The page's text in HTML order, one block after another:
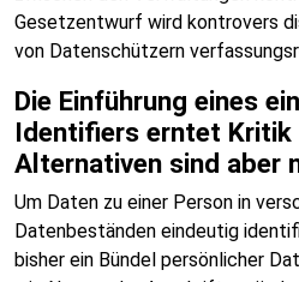
Gesetzentwurf wird kontrovers
von Datenschützern
Die Einführung eines
Identifiers erntet Kritik
Alternativen sind aber
Um Daten zu einer Person in
Datenbeständen eindeutig
bisher ein Bündel persönlicher